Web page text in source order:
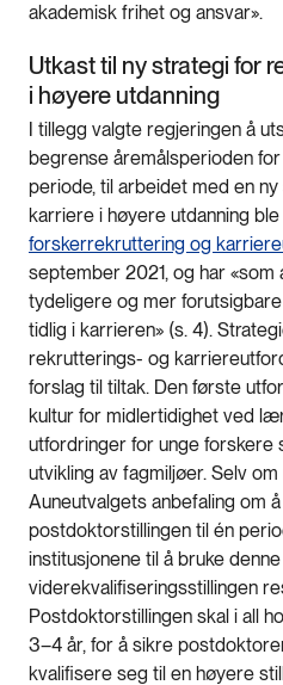
akademisk frihet og ansvar».
Utkast til ny strategi for
i høyere utdanning
I tillegg valgte regjeringen å
begrense åremålsperioden
periode, til arbeidet med en
karriere i høyere utdanning
forskerrekruttering og
september 2021, og har «som
tydeligere og mer
tidlig i karrieren» (s. 4).
rekrutterings- og
forslag til tiltak. Den første
kultur for midlertidighet ved
utfordringer for unge forskere
utvikling av fagmiljøer. Selv
Auneutvalgets anbefaling om
postdoktorstillingen til én
institusjonene til å bruke denne
viderekvalifiseringsstillingen
Postdoktorstillingen skal i all
3–4 år, for å sikre
kvalifisere seg til en høyere